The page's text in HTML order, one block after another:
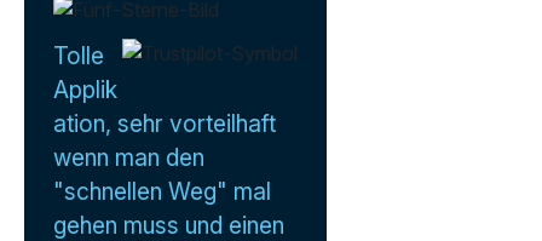
Tolle
Applik
ation, sehr vorteilhaft
wenn man den
"schnellen Weg" mal
gehen muss und einen